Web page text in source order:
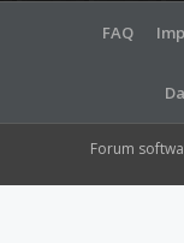
FAQ
Forum